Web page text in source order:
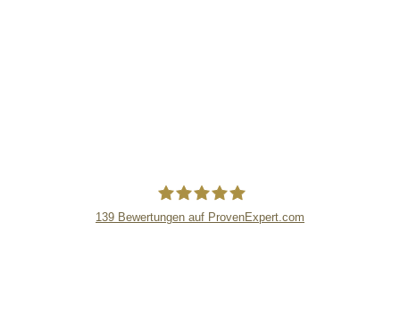
139 Bewertungen auf ProvenExpert.com